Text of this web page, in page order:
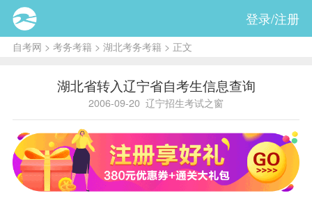
登录/注册
自考网 > 考务考籍 > 湖北考务考籍 > 正文
湖北省转入辽宁省自考生信息查询
2006-09-20 辽宁招生考试之窗